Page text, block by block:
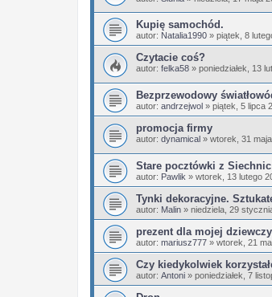
Kupię samochód.
autor: Natalia1990 » piątek, 8
Czytacie coś?
autor: felka58 » poniedziałek, 13
Bezprzewodowy
autor: andrzejwol » piątek, 5 lipca
promocja firmy
autor: dynamical » wtorek, 31
Stare pocztówki z Siechnic
autor: Pawlik » wtorek, 13 lutego
Tynki dekoracyjne.
autor: Malin » niedziela, 29
prezent dla mojej
autor: mariusz777 » wtorek, 21
Czy kiedykolwiek
autor: Antoni » poniedziałek, 7